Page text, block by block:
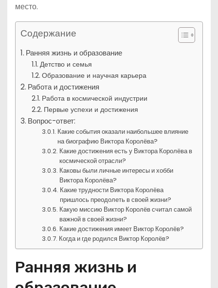
место.
Содержание
Ранняя жизнь и образование
Детство и семья
Образование и научная карьера
Работа и достижения
Работа в космической индустрии
Первые успехи и достижения
Вопрос-ответ:
Какие события оказали наибольшее влияние
на биографию Виктора Королёва?
Какие достижения есть у Виктора Королёва в
космической отрасли?
Каковы были личные интересы и хобби
Виктора Королёва?
Какие трудности Виктора Королёва
пришлось преодолеть в своей жизни?
Какую миссию Виктор Королёв считал самой
важной в своей жизни?
Какие достижения имеет Виктор Королёв?
Когда и где родился Виктор Королёв?
Ранняя жизнь и